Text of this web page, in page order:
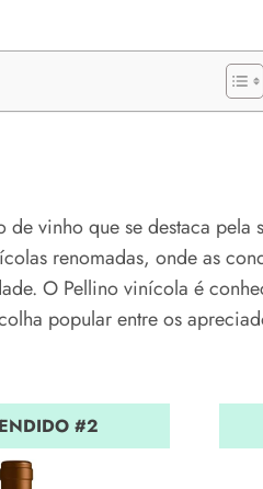
vinho que se destaca pela
renomadas, onde as
O Pellino vinícola é
popular entre os
#2